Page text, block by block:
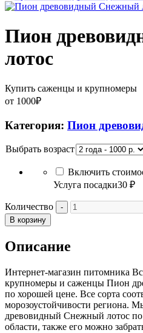
Пион
лотос
Купить саженцы и крупномеры
от 1000₽
Категория: Пион
Выбрать возраст
Включить
Услуга посадки30 ₽
Количество
В корзину
Описание
Интернет-магазин питомника
крупномеры и саженцы Пион
по хорошей цене. Все сорта
морозоустойчивости региона.
древовидный Снежный лотос
области, также его можно